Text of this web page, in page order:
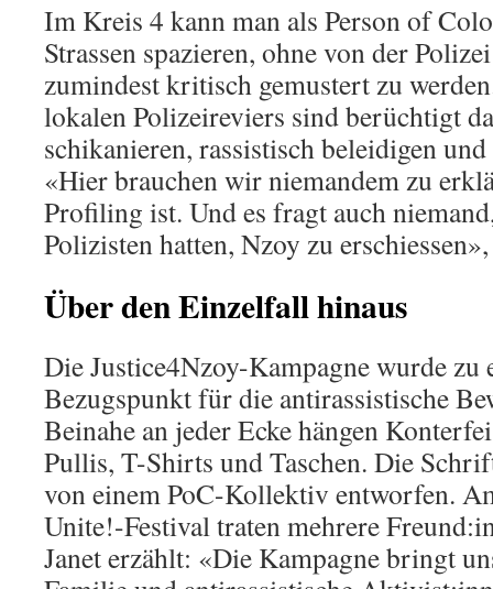
Im Kreis 4 kann man als Person of
Strassen spazieren, ohne von der
zumindest kritisch gemustert zu
lokalen Polizeireviers sind berüchtigt
schikanieren, rassistisch beleidigen
«Hier brauchen wir niemandem zu
Profiling ist. Und es fragt auch
Polizisten hatten, Nzoy zu
Über den Einzelfall hinaus
Die Justice4Nzoy-Kampagne wurde zu
Bezugspunkt für die antirassistische
Beinahe an jeder Ecke hängen
Pullis, T-Shirts und Taschen. Die
von einem PoC-Kollektiv entworfen.
Unite!-Festival traten mehrere
Janet erzählt: «Die Kampagne bringt